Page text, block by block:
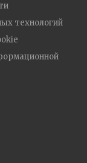
технологий